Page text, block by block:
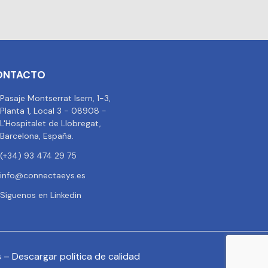
Pasaje Montserrat Isern, 1-3,
Planta 1, Local 3 - 08908 -
L'Hospitalet de Llobregat,
Barcelona, España.
(+34) 93 474 29 75
info@connectaeys.es
Síguenos en Linkedin
– Descargar política de calidad